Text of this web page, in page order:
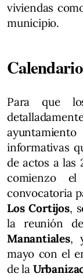
viviendas
municipio.
Para que
informativas
de actos a las
comienzo
convocatoria
Los Cortijos,
la reunión
Manantiales,
mayo con el
de la